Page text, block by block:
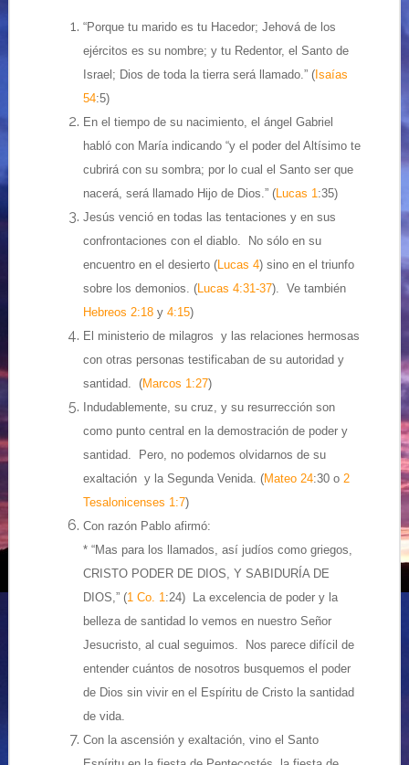
“Porque tu marido es tu Hacedor; Jehová de los
ejércitos es su nombre; y tu Redentor, el Santo de
Israel; Dios de toda la tierra será llamado.” (Isaías
54:5)
En el tiempo de su nacimiento, el ángel Gabriel
habló con María indicando “y el poder del Altísimo te
cubrirá con su sombra; por lo cual el Santo ser que
nacerá, será llamado Hijo de Dios.” (Lucas 1:35)
Jesús venció en todas las tentaciones y en sus
confrontaciones con el diablo. No sólo en su
encuentro en el desierto (Lucas 4) sino en el triunfo
sobre los demonios. (Lucas 4:31-37). Ve también
Hebreos 2:18y 4:15)
El ministerio de milagros y las relaciones hermosas
con otras personas testificaban de su autoridad y
santidad. (Marcos 1:27)
Indudablemente, su cruz, y su resurrección son
como punto central en la demostración de poder y
santidad. Pero, no podemos olvidarnos de su
exaltación y la Segunda Venida. (Mateo 24:30 o 2
Tesalonicenses 1:7)
Con razón Pablo afirmó:
* “Mas para los llamados, así judíos como griegos,
CRISTO PODER DE DIOS, Y SABIDURÍA DE
DIOS,” (1 Co. 1:24) La excelencia de poder y la
belleza de santidad lo vemos en nuestro Señor
Jesucristo, al cual seguimos. Nos parece difícil de
entender cuántos de nosotros busquemos el poder
de Dios sin vivir en el Espíritu de Cristo la santidad
de vida.
Con la ascensión y exaltación, vino el Santo